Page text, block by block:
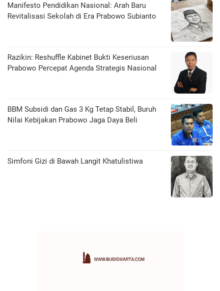
Manifesto Pendidikan Nasional: Arah Baru
Revitalisasi Sekolah di Era Prabowo Subianto
Razikin: Reshuffle Kabinet Bukti Keseriusan
Prabowo Percepat Agenda Strategis Nasional
BBM Subsidi dan Gas 3 Kg Tetap Stabil, Buruh
Nilai Kebijakan Prabowo Jaga Daya Beli
​Simfoni Gizi di Bawah Langit Khatulistiwa